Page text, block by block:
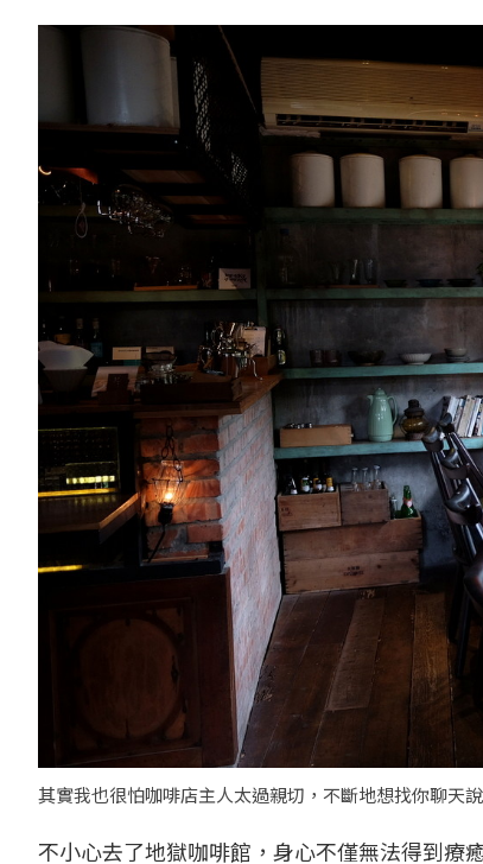
其實我也很怕咖啡店主人太過親切，不斷地想找你聊天
不小心去了地獄咖啡館，身心不僅無法得到療